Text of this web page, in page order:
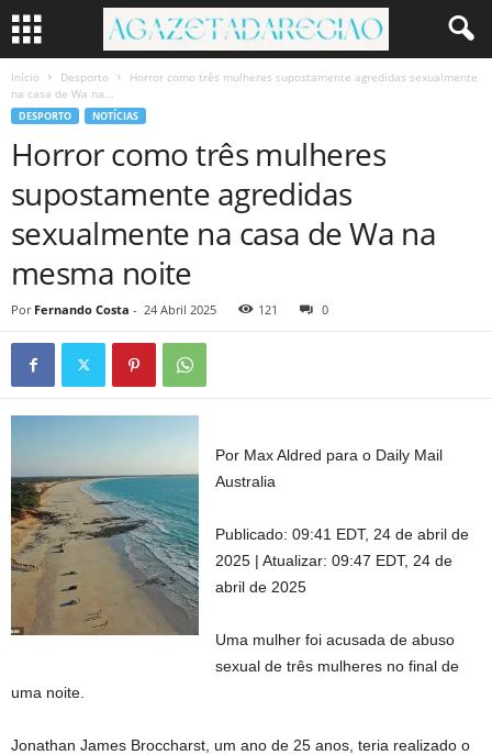
Início Desporto
Horror como três mulheres supostamente agredidas sexualmente
na casa de Wa na...
DESPORTO NOTÍCIAS
Horror como três mulheres
supostamente agredidas
sexualmente na casa de Wa na
mesma noite
Por Fernando Costa - 24 Abril 2025 121 0
Por Max Aldred para o Daily Mail
Australia
Publicado: 09:41 EDT, 24 de abril de
2025 |Atualizar: 09:47 EDT, 24 de
abril de 2025
Uma mulher foi acusada de abuso
sexual de três mulheres no final de
uma noite.
Jonathan James Broccharst, um ano de 25 anos, teria realizado o